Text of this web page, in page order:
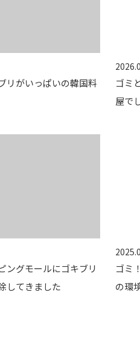
リがいっぱいの韓国料
ゴミ
屋で
ングモールにゴキブリ
してきました
ゴミ
の環